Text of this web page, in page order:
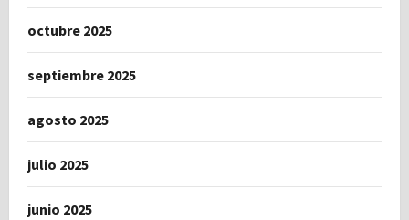
octubre 2025
septiembre 2025
agosto 2025
julio 2025
junio 2025